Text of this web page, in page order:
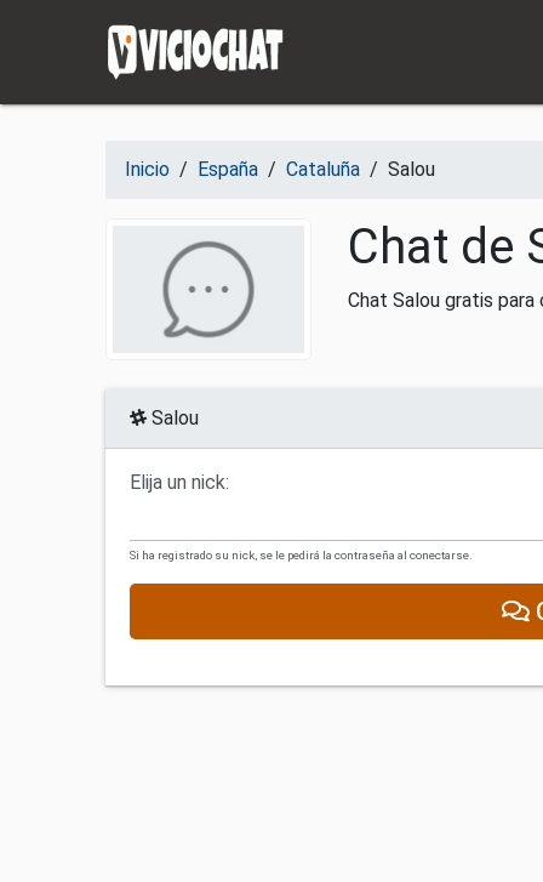
Inicio / España / Cataluña / Salou
Chat de
Chat Salou gratis
Salou
Elija un nick:
Si ha registrado su nick, se le pedirá la contraseña al conectarse.